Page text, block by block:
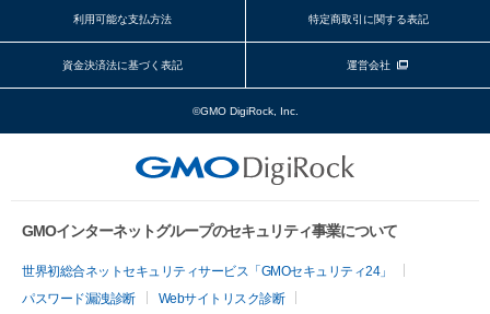
利用可能な支払方法 特定商取引に関する表記
資金決済法に基づく表記 運営会社
©GMO DigiRock, Inc.
GMOインターネットグループのセキュリティ事業について
世界初総合ネットセキュリティサービス「GMOセキュリティ24」
パスワード漏洩診断
Webサイトリスク診断